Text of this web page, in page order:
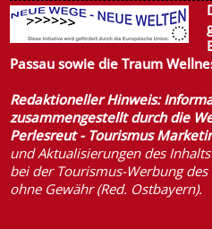
Passau sowie dieTraum
Redaktioneller Hinweis:
zusammengestellt durch die
Perlesreut - Tourismus
und Aktualisierungen des
bei der Tourismus-Werbung
ohne Gewähr (Red. Ostbayern).